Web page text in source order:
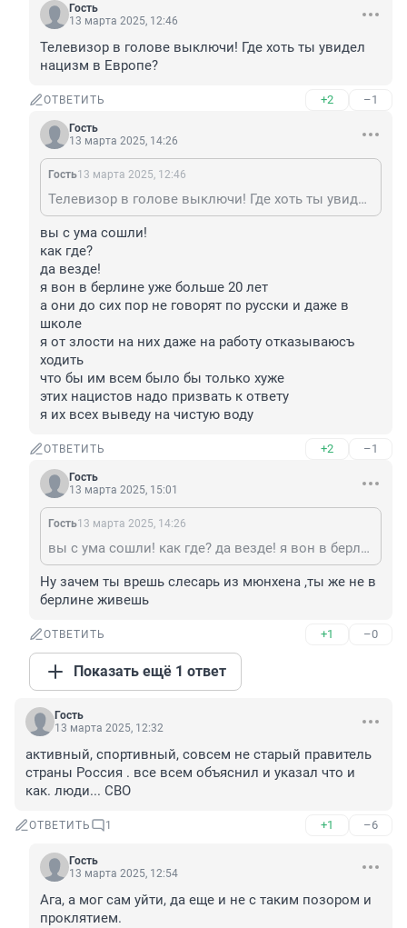
Гость
13 марта 2025, 12:46
Телевизор в голове выключи! Где хоть ты увидел
нацизм в Европе?
ОТВЕТИТЬ +2 –1
Гость
13 марта 2025, 14:26
Гость13 марта 2025, 12:46
Телевизор в голове выключи! Где хоть ты увидел нацизм в Европе?
вы с ума сошли!
как где?
да везде!
я вон в берлине уже больше 20 лет
а они до сих пор не говорят по русски и даже в
школе
я от злости на них даже на работу отказываюсъ
ходить
что бы им всем было бы только хуже
этих нацистов надо призвать к ответу
я их всех выведу на чистую воду
ОТВЕТИТЬ +2 –1
Гость
13 марта 2025, 15:01
Гость13 марта 2025, 14:26
вы с ума сошли! как где? да везде! я вон в берлине уже больше 20 лет а они до сих пор не говорят по русски и даже в школе я от злости на них даже на работу отказываюсъ ходить что бы им всем было бы только хуже этих нацистов надо призвать к ответу я их всех выведу на чистую воду
Ну зачем ты врешь слесарь из мюнхена ,ты же не в
берлине живешь
ОТВЕТИТЬ +1 –0
Показать ещё 1 ответ
Гость
13 марта 2025, 12:32
активный, спортивный, совсем не старый правитель
страны Россия . все всем объяснил и указал что и
как. люди... СВО
ОТВЕТИТЬ 1 +1 –6
Гость
13 марта 2025, 12:54
Ага, а мог сам уйти, да еще и не с таким позором и
проклятием.